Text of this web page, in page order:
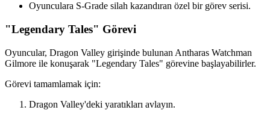
Oyunculara S-Grade silah kazandıran özel bir görev serisi.
"Legendary Tales" Görevi
Oyuncular, Dragon Valley girişinde bulunan Antharas Watchman
Gilmore ile konuşarak "Legendary Tales" görevine başlayabilirler.
Görevi tamamlamak için:
Dragon Valley'deki yaratıkları avlayın.